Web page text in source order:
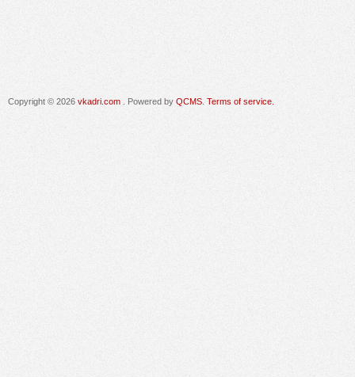
Copyright © 2026 vkadri.com . Powered by QCMS Terms of service.